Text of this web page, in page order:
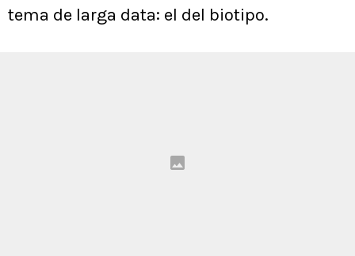
tema de larga data: el del biotipo.